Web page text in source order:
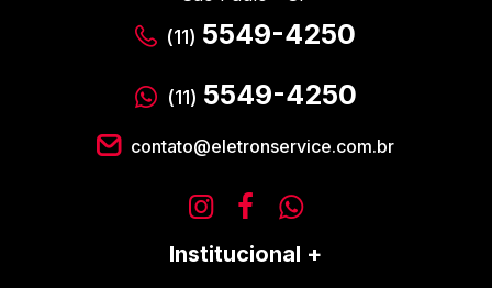
(11) 5549-4250
(11) 5549-4250
contato@eletronservice.com.br
Institucional